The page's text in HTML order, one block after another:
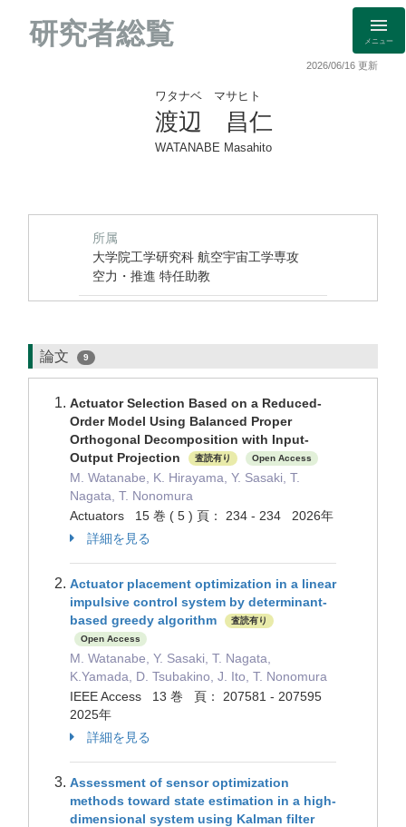
研究者総覧 メニュー
2026/06/16 更新
ワタナベ マサヒト
渡辺 昌仁
WATANABE Masahito
所属
大学院工学研究科 航空宇宙工学専攻
空力・推進 特任助教
論文 9
Actuator Selection Based on a Reduced-
Order Model Using Balanced Proper
Orthogonal Decomposition with Input-
Output Projection
査読有り Open Access
M. Watanabe, K. Hirayama, Y. Sasaki, T.
Nagata, T. Nonomura
Actuators 15 巻 ( 5 ) 頁： 234 - 234 2026年
詳細を見る
Actuator placement optimization in a linear
impulsive control system by determinant-
based greedy algorithm
査読有り
Open Access
M. Watanabe, Y. Sasaki, T. Nagata,
K.Yamada, D. Tsubakino, J. Ito, T. Nonomura
IEEE Access 13 巻 頁： 207581 - 207595
2025年
詳細を見る
Assessment of sensor optimization
methods toward state estimation in a high-
dimensional system using Kalman filter